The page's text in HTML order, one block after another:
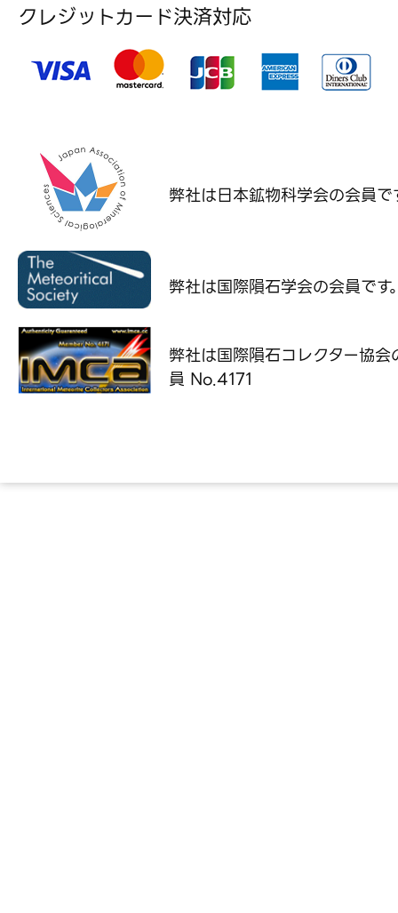
クレジットカード決済対応
弊社は日本鉱物科学会の会員で
弊社は国際隕石学会の会員です
弊社は国際隕石コレクター協会
員 No.4171